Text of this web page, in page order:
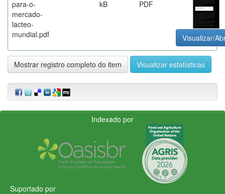
para-o-
mercado-
lacteo-
mundial.pdf
kB
PDF
Visualizar/
Mostrar registro completo do item Visualizar estatísticas
Indexado por
Suportado por